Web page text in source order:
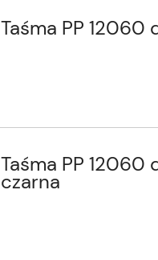
Taśma PP 12060
Taśma PP 12060
czarna